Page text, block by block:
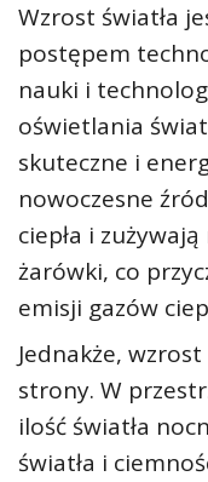
Wzrost światła
postępem
nauki i
oświetlania
skuteczne i
nowoczesne
ciepła i
żarówki, co
emisji gazów
Jednakże,
strony. W
ilość światła
światła i